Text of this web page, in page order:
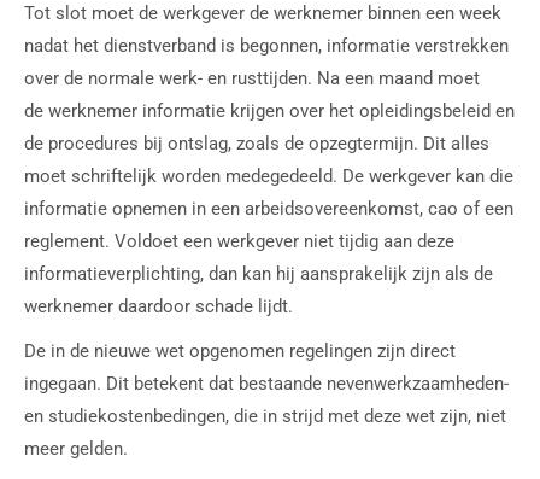
Tot slot moet de werkgever de werknemer binnen een week
nadat het dienstverband is begonnen, informatie verstrekken
over de normale werk- en rusttijden. Na een maand moet
de werknemer informatie krijgen over het opleidingsbeleid en
de procedures bij ontslag, zoals de opzegtermijn. Dit alles
moet schriftelijk worden medegedeeld. De werkgever kan die
informatie opnemen in een arbeidsovereenkomst, cao of een
reglement. Voldoet een werkgever niet tijdig aan deze
informatieverplichting, dan kan hij aansprakelijk zijn als de
werknemer daardoor schade lijdt.
De in de nieuwe wet opgenomen regelingen zijn direct
ingegaan. Dit betekent dat bestaande nevenwerkzaamheden-
en studiekostenbedingen, die in strijd met deze wet zijn, niet
meer gelden.